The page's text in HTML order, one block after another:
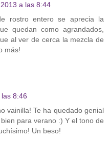
a las 8:44
rostro entero se aprecia la
quedan como agrandados,
al ver de cerca la mezcla de
más!
8:46
vainilla! Te ha quedado genial
para verano :) Y el tono de
Un beso!